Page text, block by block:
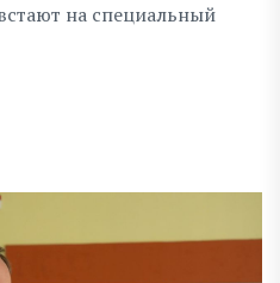
на специальный